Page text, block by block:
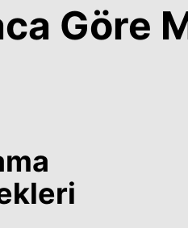
Göre